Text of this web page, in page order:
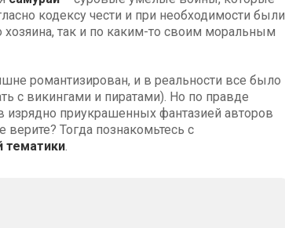
кодексу чести и при необходимости были
хозяина, так и по каким-то своим моральным
романтизирован, и в реальности все было
с викингами и пиратами). Но по правде
изрядно приукрашенных фантазией авторов
Тогда познакомьтесь с
тематики.